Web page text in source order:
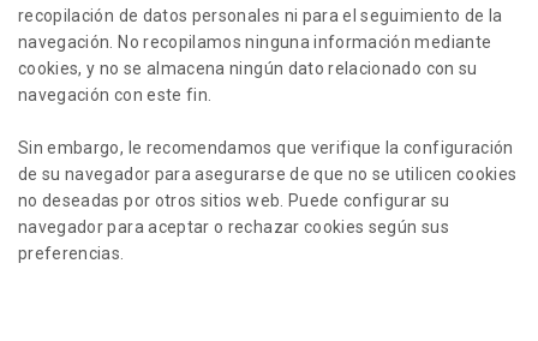
recopilación de datos personales ni para el seguimiento de la
navegación. No recopilamos ninguna información mediante
cookies, y no se almacena ningún dato relacionado con su
navegación con este fin.
Sin embargo, le recomendamos que verifique la configuración
de su navegador para asegurarse de que no se utilicen cookies
no deseadas por otros sitios web. Puede configurar su
navegador para aceptar o rechazar cookies según sus
preferencias.